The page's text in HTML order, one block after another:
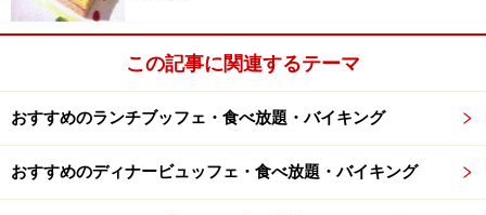
エントランス付近のブッフェ台
エントランス付近のブッフェ台
この記事に関連するテーマ
おすすめのランチブッフェ・食べ放題・バイキング
おすすめのディナービュッフェ・食べ放題・バイキング